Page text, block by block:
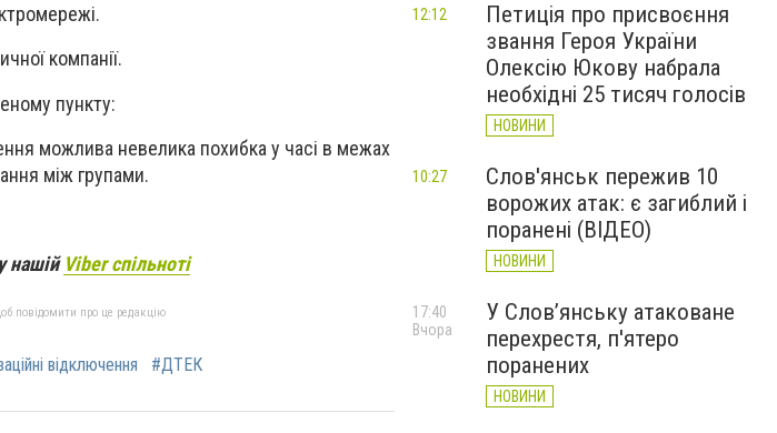
компанії.
пункту:
можлива невелика похибка у часі в межах
між групами.
нашій Viber спільноті
повідомити про це редакцію
відключення #ДТЕК
Петиція про присвоєння
звання Героя України
Олексію Юкову набрала
необхідні 25 тисяч голосів
НОВИНИ
12:12
Слов'янськ пережив 10
ворожих атак: є загиблий і
поранені (ВІДЕО)
НОВИНИ
10:27
У Слов’янську атаковане
перехрестя, п'ятеро
поранених
НОВИНИ
17:40
Вчора